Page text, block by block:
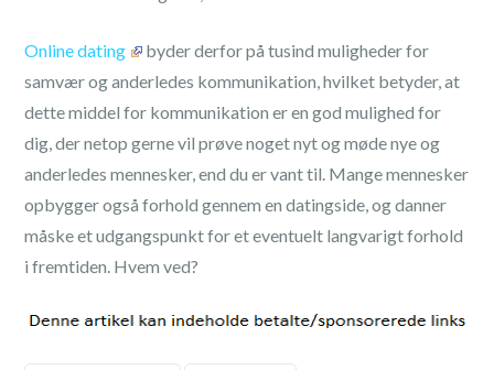
Online dating
byder derfor på tusind muligheder for
samvær og anderledes kommunikation, hvilket betyder, at
dette middel for kommunikation er en god mulighed for
dig, der netop gerne vil prøve noget nyt og møde nye og
anderledes mennesker, end du er vant til. Mange mennesker
opbygger også forhold gennem en datingside, og danner
måske et udgangspunkt for et eventuelt langvarigt forhold
i fremtiden. Hvem ved?